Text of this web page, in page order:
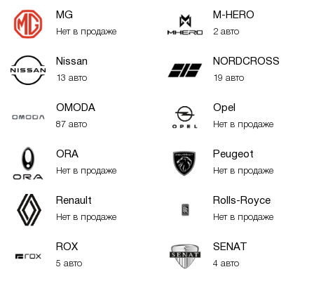
MG
Нет в продаже
M-HERO
2 авто
Nissan
13 авто
NORDCROSS
19 авто
OMODA
87 авто
Opel
Нет в продаже
ORA
Нет в продаже
Peugeot
Нет в продаже
Renault
Нет в продаже
Rolls-Royce
Нет в продаже
ROX
5 авто
SENAT
4 авто